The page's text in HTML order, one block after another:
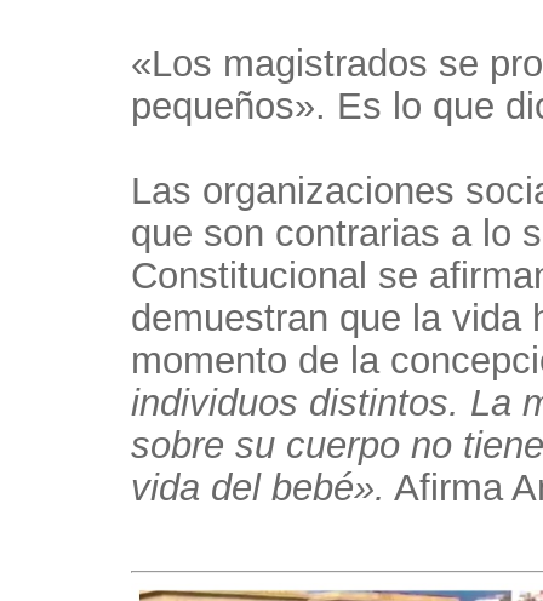
«Los magistrados se
pequeños». Es lo que
Las organizaciones
que son contrarias a lo
Constitucional se
demuestran que la vida
momento de la
individuos distintos. La
sobre su cuerpo no
vida del bebé». Afirma